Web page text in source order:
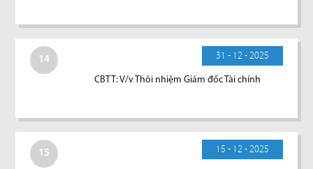
14 31 - 12 - 2025
CBTT: V/v Thôi nhiệm Giám đốc Tài chính
15 15 - 12 - 2025